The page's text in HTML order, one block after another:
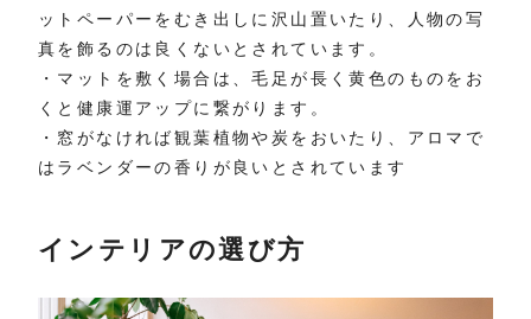
ットペーパーをむき出しに沢山置いたり、人物の写
真を飾るのは良くないとされています。
・マットを敷く場合は、毛足が長く黄色のものをお
くと健康運アップに繋がります。
・窓がなければ観葉植物や炭をおいたり、アロマで
はラベンダーの香りが良いとされています
インテリアの選び方